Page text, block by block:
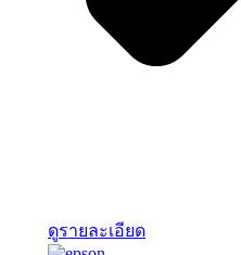
ดูรายละเอียด